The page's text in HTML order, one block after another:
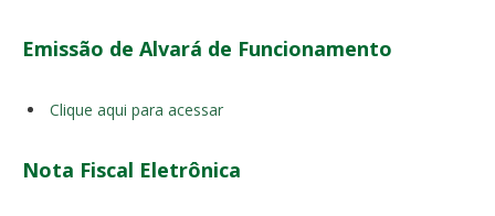
Emissão de Alvará de Funcionamento
Clique aqui para acessar
Nota Fiscal Eletrônica